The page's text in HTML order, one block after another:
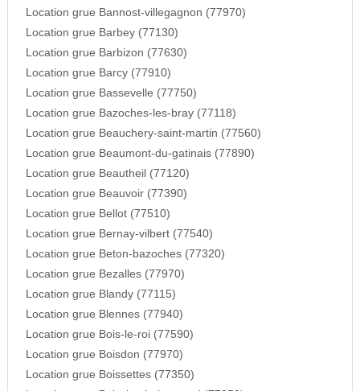
Location grue Bannost-villegagnon (77970)
Location grue Barbey (77130)
Location grue Barbizon (77630)
Location grue Barcy (77910)
Location grue Bassevelle (77750)
Location grue Bazoches-les-bray (77118)
Location grue Beauchery-saint-martin (77560)
Location grue Beaumont-du-gatinais (77890)
Location grue Beautheil (77120)
Location grue Beauvoir (77390)
Location grue Bellot (77510)
Location grue Bernay-vilbert (77540)
Location grue Beton-bazoches (77320)
Location grue Bezalles (77970)
Location grue Blandy (77115)
Location grue Blennes (77940)
Location grue Bois-le-roi (77590)
Location grue Boisdon (77970)
Location grue Boissettes (77350)